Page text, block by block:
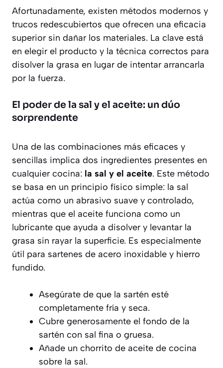
Afortunadamente, existen métodos modernos y
trucos redescubiertos que ofrecen una eficacia
superior sin dañar los materiales. La clave está
en elegir el producto y la técnica correctos para
disolver la grasa en lugar de intentar arrancarla
por la fuerza.
El poder de la sal y el aceite: un dúo
sorprendente
Una de las combinaciones más eficaces y
sencillas implica dos ingredientes presentes en
cualquier cocina: la sal y el aceite. Este método
se basa en un principio físico simple: la sal
actúa como un abrasivo suave y controlado,
mientras que el aceite funciona como un
lubricante que ayuda a disolver y levantar la
grasa sin rayar la superficie. Es especialmente
útil para sartenes de acero inoxidable y hierro
fundido.
Asegúrate de que la sartén esté
completamente fría y seca.
Cubre generosamente el fondo de la
sartén con sal fina o gruesa.
Añade un chorrito de aceite de cocina
sobre la sal.